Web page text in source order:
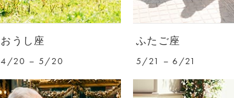
おうし座
4/20 – 5/20
ふたご座
5/21 – 6/21